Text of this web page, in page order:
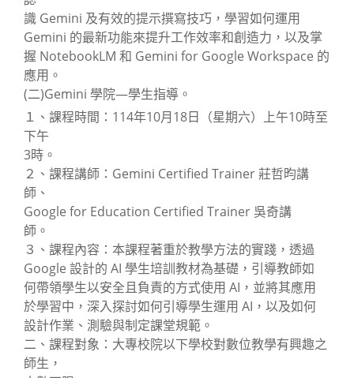
識 Gemini 及有效的提示撰寫技巧，學習如何運用
Gemini 的最新功能來提升工作效率和創造力，以及掌
握 NotebookLM 和 Gemini for Google Workspace 的
應用。
(二)Gemini 學院—學生指導。
１、課程時間：114年10月18日（星期六）上午10時至
下午
3時。
２、課程講師：Gemini Certified Trainer 莊哲昀講
師、
Google for Education Certified Trainer 吳奇講
師。
３、課程內容：本課程著重於教學方法的實踐，透過
Google 設計的 AI 學生培訓教材為基礎，引導教師如
何帶領學生以安全且負責的方式使用 AI，並將其應用
於學習中，深入探討如何引導學生運用 AI，以及如何
設計作業、測驗與制定課堂規範。
二、課程對象：大專校院以下學校對數位教學有興趣之
師生，